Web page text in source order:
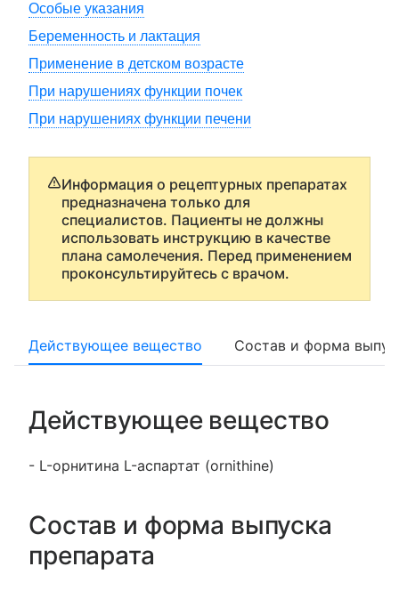
Особые указания
Беременность и лактация
Применение в детском возрасте
При нарушениях функции почек
При нарушениях функции печени
Информация о рецептурных препаратах
предназначена только для
специалистов. Пациенты не должны
использовать инструкцию в качестве
плана самолечения. Перед применением
проконсультируйтесь с врачом.
Действующее вещество Состав и форма
Действующее вещество
- L-орнитина L-аспартат (ornithine)
Состав и форма выпуска
препарата